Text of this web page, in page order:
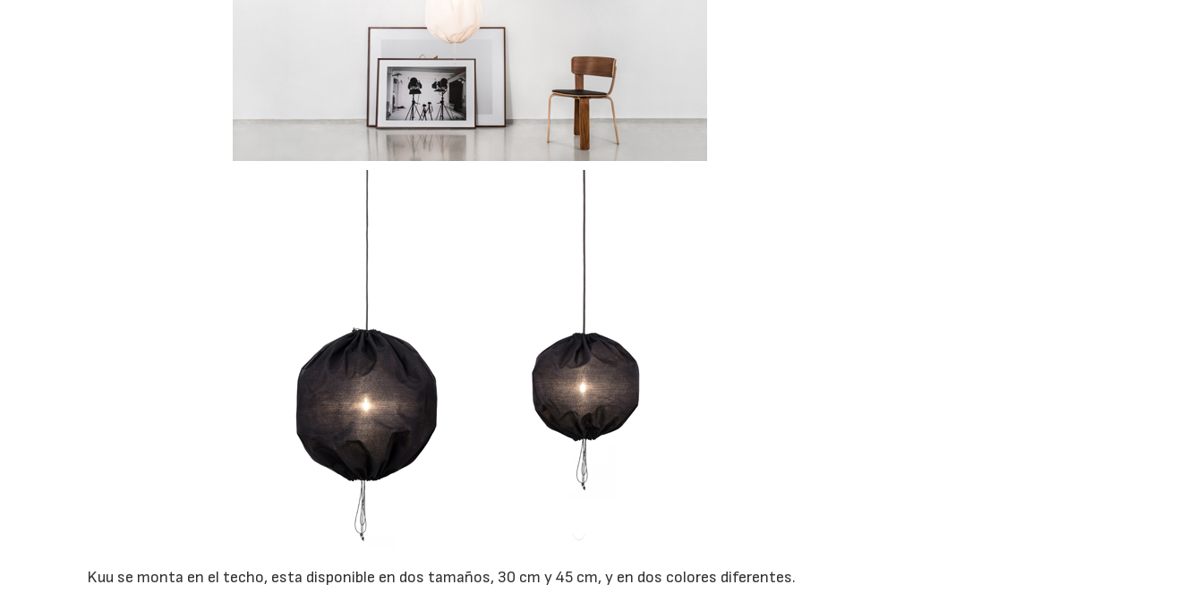
Kuu se monta en el techo, esta disponible en dos tamaños, 30 cm y 45 cm, y en dos colores diferentes.